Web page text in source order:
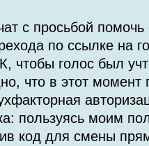
с просьбой помочь
по ссылке на
чтобы голос был
что в этот момент
пользуясь моим
код для смены